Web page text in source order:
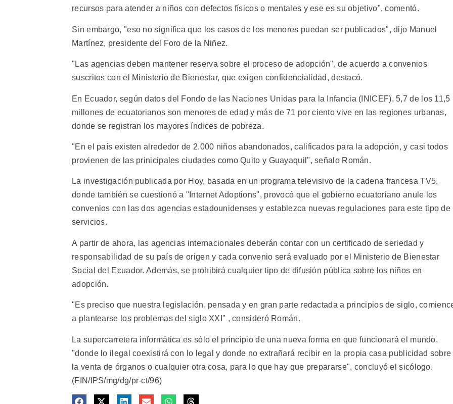
recursos para atender a niños con defectos físicos o mentales y ese es su objetivo", comentó.
Sin embargo, "eso no significa que los casos de los menores puedan ser publicados", dijo Manuel
Martínez, presidente del Foro de la Niñez.
"Las agencias deben mantener reserva sobre el proceso de adopción", de acuerdo a convenios
suscritos con el Ministerio de Bienestar, que exigen confidencialidad, destacó.
En Ecuador, según datos del Fondo de las Naciones Unidas para la Infancia (INICEF), 5,7 de los 11,5
millones de ecuatorianos son menores de edad y más de 71 por ciento vive en las regiones urbanas,
donde se registran los mayores índices de pobreza.
"En el país existen alrededor de 2.000 niños abandonados, calificados para la adopción, y casi todos
provienen de las prinicipales ciudades como Quito y Guayaquil", señalo Román.
La investigación publicada por Hoy, basada en un programa televisivo de la cadena francesa TV5,
donde también se cuestionó a "Internet Adoptions", provocó que el gobierno ecuatoriano anule los
convenios con las dos agencias estadounidenses y establezca nuevas regulaciones para este tipo de
servicios.
A partir de ahora, las agencias internacionales deberán contar con un certificado de seriedad y
responsabilidad de su país de origen y cada convenio será evaluado por el Ministerio de Bienestar
Social del Ecuador. Además, se prohibirá cualquier tipo de difusión pública sobre los niños en
adopción.
"Es preciso que nuestra legislación, pensada y en gran parte redactada a principios de siglo,
a plantearse los problemas del siglo XXI" , consideró Román.
La supercarretera informática es sólo el principio de una nueva forma en que funcionará el mundo,
"donde lo ilegal coexistirá con lo legal y donde no extrañará recibir en la propia casa publicidad sobre
la venta de órganos o cualquier otra cosa, para lo que hay que prepararse", concluyó el sicólogo.
(FIN/IPS/mg/dg/pr-ct/96)